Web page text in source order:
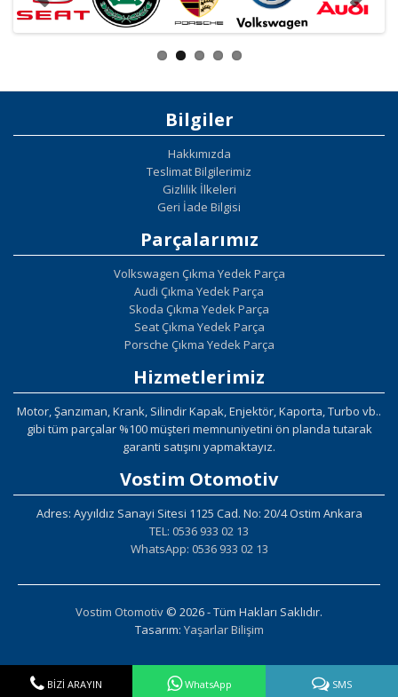
Bilgiler
Hakkımızda
Teslimat Bilgilerimiz
Gizlilik İlkeleri
Geri İade Bilgisi
Parçalarımız
Volkswagen Çıkma Yedek Parça
Audi Çıkma Yedek Parça
Skoda Çıkma Yedek Parça
Seat Çıkma Yedek Parça
Porsche Çıkma Yedek Parça
Hizmetlerimiz
Motor, Şanzıman, Krank, Silindir Kapak, Enjektör, Kaporta, Turbo vb..
gibi tüm parçalar %100 müşteri memnuniyetini ön planda tutarak
garanti satışını yapmaktayız.
Vostim Otomotiv
Adres: Ayyıldız Sanayi Sitesi 1125 Cad. No: 20/4 Ostim Ankara
TEL: 0536 933 02 13
WhatsApp: 0536 933 02 13
Vostim Otomotiv © 2026 - Tüm Hakları Saklıdır.
Tasarım: Yaşarlar Bilişim
BİZİ ARAYIN WhatsApp SMS